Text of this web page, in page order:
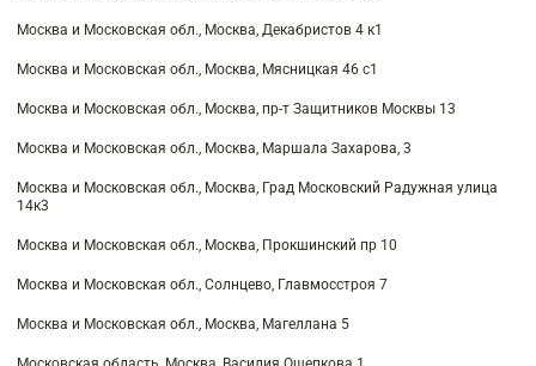
Москва и Московская обл., Москва, Декабристов 4 к1
Москва и Московская обл., Москва, Мясницкая 46 с1
Москва и Московская обл., Москва, пр-т Защитников Москвы 13
Москва и Московская обл., Москва, Маршала Захарова, 3
Москва и Московская обл., Москва, Град Московский Радужная улица
14к3
Москва и Московская обл., Москва, Прокшинский пр 10
Москва и Московская обл., Солнцево, Главмосстроя 7
Москва и Московская обл., Москва, Магеллана 5